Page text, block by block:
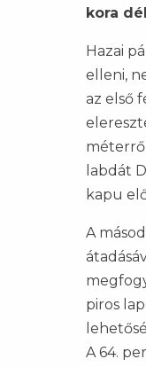
kora
Hazai
elleni,
az első
labdát
kapu
A
piros
A 64.